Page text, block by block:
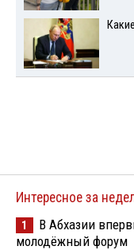
Интересное за
1
В Абхазии
молодёжный форум